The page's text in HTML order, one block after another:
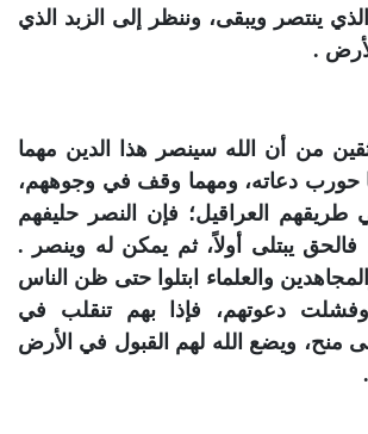
ينتصر ويبقى، وننظر إلى الزبد الذي
.
من أن الله سينصر هذا الدين مهما
حورب دعاته، ومهما وقف في وجوههم،
العراقيل؛ فإن النصر حليفهم
فالحق يبتلى أولاً، ثم يمكن له وينصر .
والعلماء ابتلوا حتى ظن الناس
وفشلت دعوتهم، فإذا بهم تنقلب في
منح، ويضع الله لهم القبول في الأرض